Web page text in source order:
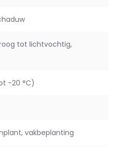
tot lichtvochtig,
-20 °C)
vakbeplanting